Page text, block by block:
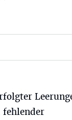
fehlender